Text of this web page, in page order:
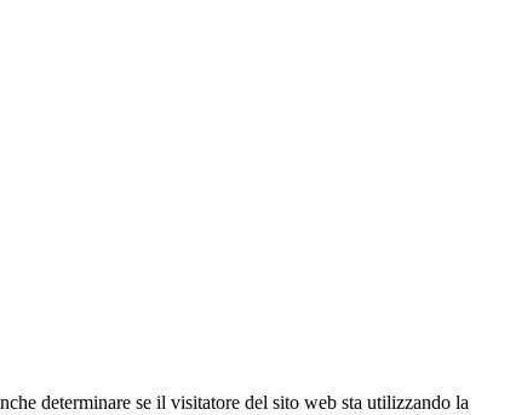
determinare se il visitatore del sito web sta utilizzando la